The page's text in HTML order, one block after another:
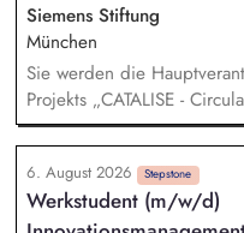
Siemens Stiftung
München
Sie werden die
Projekts „CATALISE -
Assistance for Local
6. August 2026 Stepstone
Werkstudent (m/w/d)